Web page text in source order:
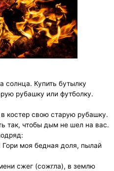
солнца.​ Купить бутылку
рубашку или футболку.
костер свою старую рубашку.
так, чтобы дым не шел на вас.
моя бедная доля, пылай
сжег (сожгла), в землю